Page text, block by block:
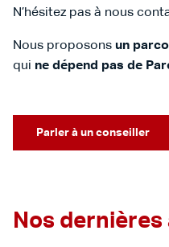
N’hésitez pas à nous
Nous proposons un
qui ne dépend pas de
Parler à un conseiller
Nos